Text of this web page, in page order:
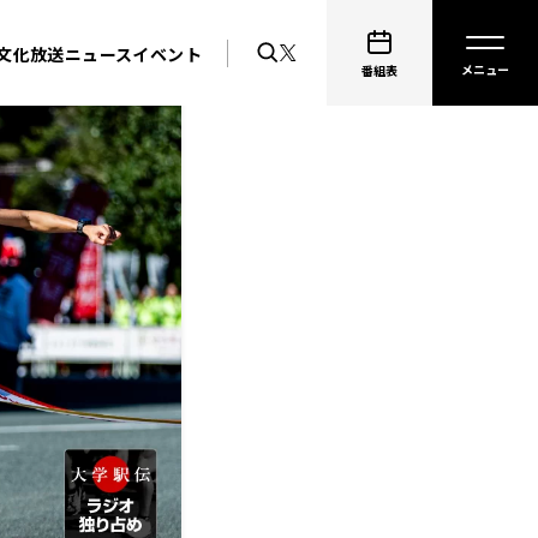
化放送ニュースイベント
番組表